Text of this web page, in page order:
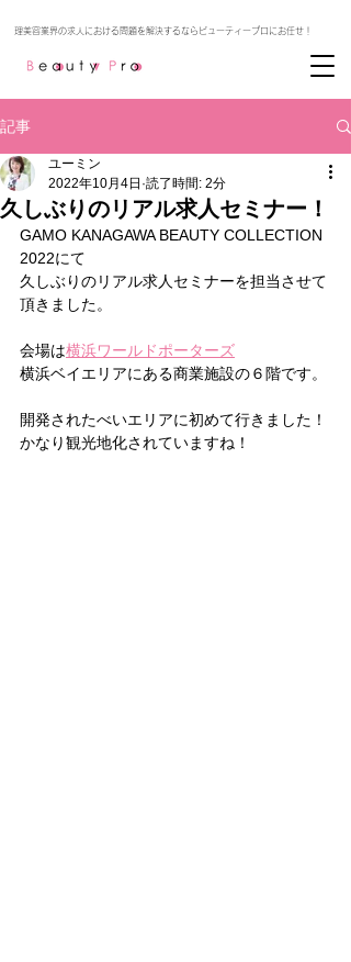
記事
久しぶりのリアル求人セミナー！
ユーミン
2022年10月4日 読了時間: 2分
GAMO KANAGAWA BEAUTY COLLECTION
2022にて
久しぶりのリアル求人セミナーを担当させて
頂きました。
会場は横浜ワールドポーターズ
横浜ベイエリアにある商業施設の６階です。
開発されたべいエリアに初めて行きました！
かなり観光地化されていますね！